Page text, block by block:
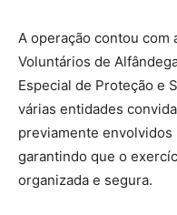
A operação contou com
Voluntários de
Especial de Proteção e
várias entidades
previamente envolvidos
garantindo que o
organizada e segura.